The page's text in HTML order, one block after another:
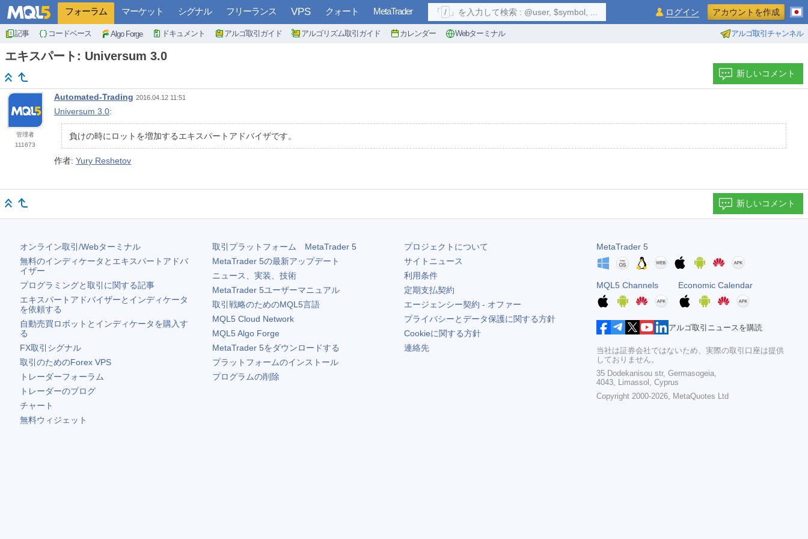
フォーラム マーケット シグナル フリーランス VPS クォート MetaTrader
記事 コードベース Algo Forge ドキュメント アルゴ取引ガイド アルゴリズム取引ガイド カレンダー Webターミナル アルゴ取引チャンネル
「 / 」を入力して検索 : @user, $symbol, ... ログイン アカウントを作成
エキスパート: Universum 3.0
新しいコメント
管理者
111673
Automated-Trading 2016.04.12 11:51
Universum 3.0:
負けの時にロットを増加するエキスパートアドバイザです。
作者: Yury Reshetov
新しいコメント
オンライン取引/Webターミナル
無料のインディケータとエキスパートアドバ
イザー
プログラミングと取引に関する記事
エキスパートアドバイザーとインディケータ
を依頼する
自動売買ロボットとインディケータを購入す
る
FX取引シグナル
取引のためのForex VPS
トレーダーフォーラム
トレーダーのブログ
チャート
無料ウィジェット
取引プラットフォーム MetaTrader 5
MetaTrader 5の最新アップデート
ニュース、実装、技術
MetaTrader 5ユーザーマニュアル
取引戦略のためのMQL5言語
MQL5 Cloud Network
MQL5 Algo Forge
MetaTrader 5をダウンロードする
プラットフォームのインストール
プログラムの削除
プロジェクトについて
サイトニュース
利用条件
定期支払契約
エージェンシー契約 - オファー
プライバシーとデータ保護に関する方針
Cookieに関する方針
連絡先
MetaTrader 5
MQL5 Channels Economic Calendar
アルゴ取引ニュースを購読
当社は証券会社ではないため、実際の取引口座は提供
しておりません。
35 Dodekanisou str, Germasogeia,
4043, Limassol, Cyprus
Copyright 2000-2026, MetaQuotes Ltd